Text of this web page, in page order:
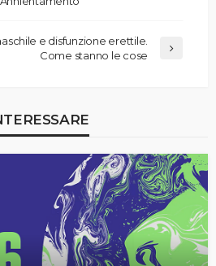
e disfunzione erettile.
Come stanno le cose